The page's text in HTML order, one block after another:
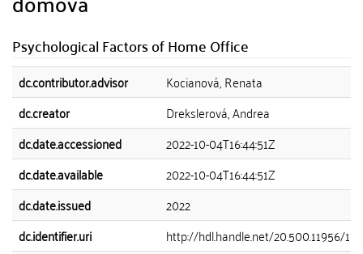
Psychological Factors of Home Office
dc.contributor.advisor
Kocianová, Renata
dc.creator
Drekslerová, Andrea
dc.date.accessioned
2022-10-04T16:44:51Z
dc.date.available
2022-10-04T16:44:51Z
dc.date.issued
2022
dc.identifier.uri
http://hdl.handle.net/20.500.11956/